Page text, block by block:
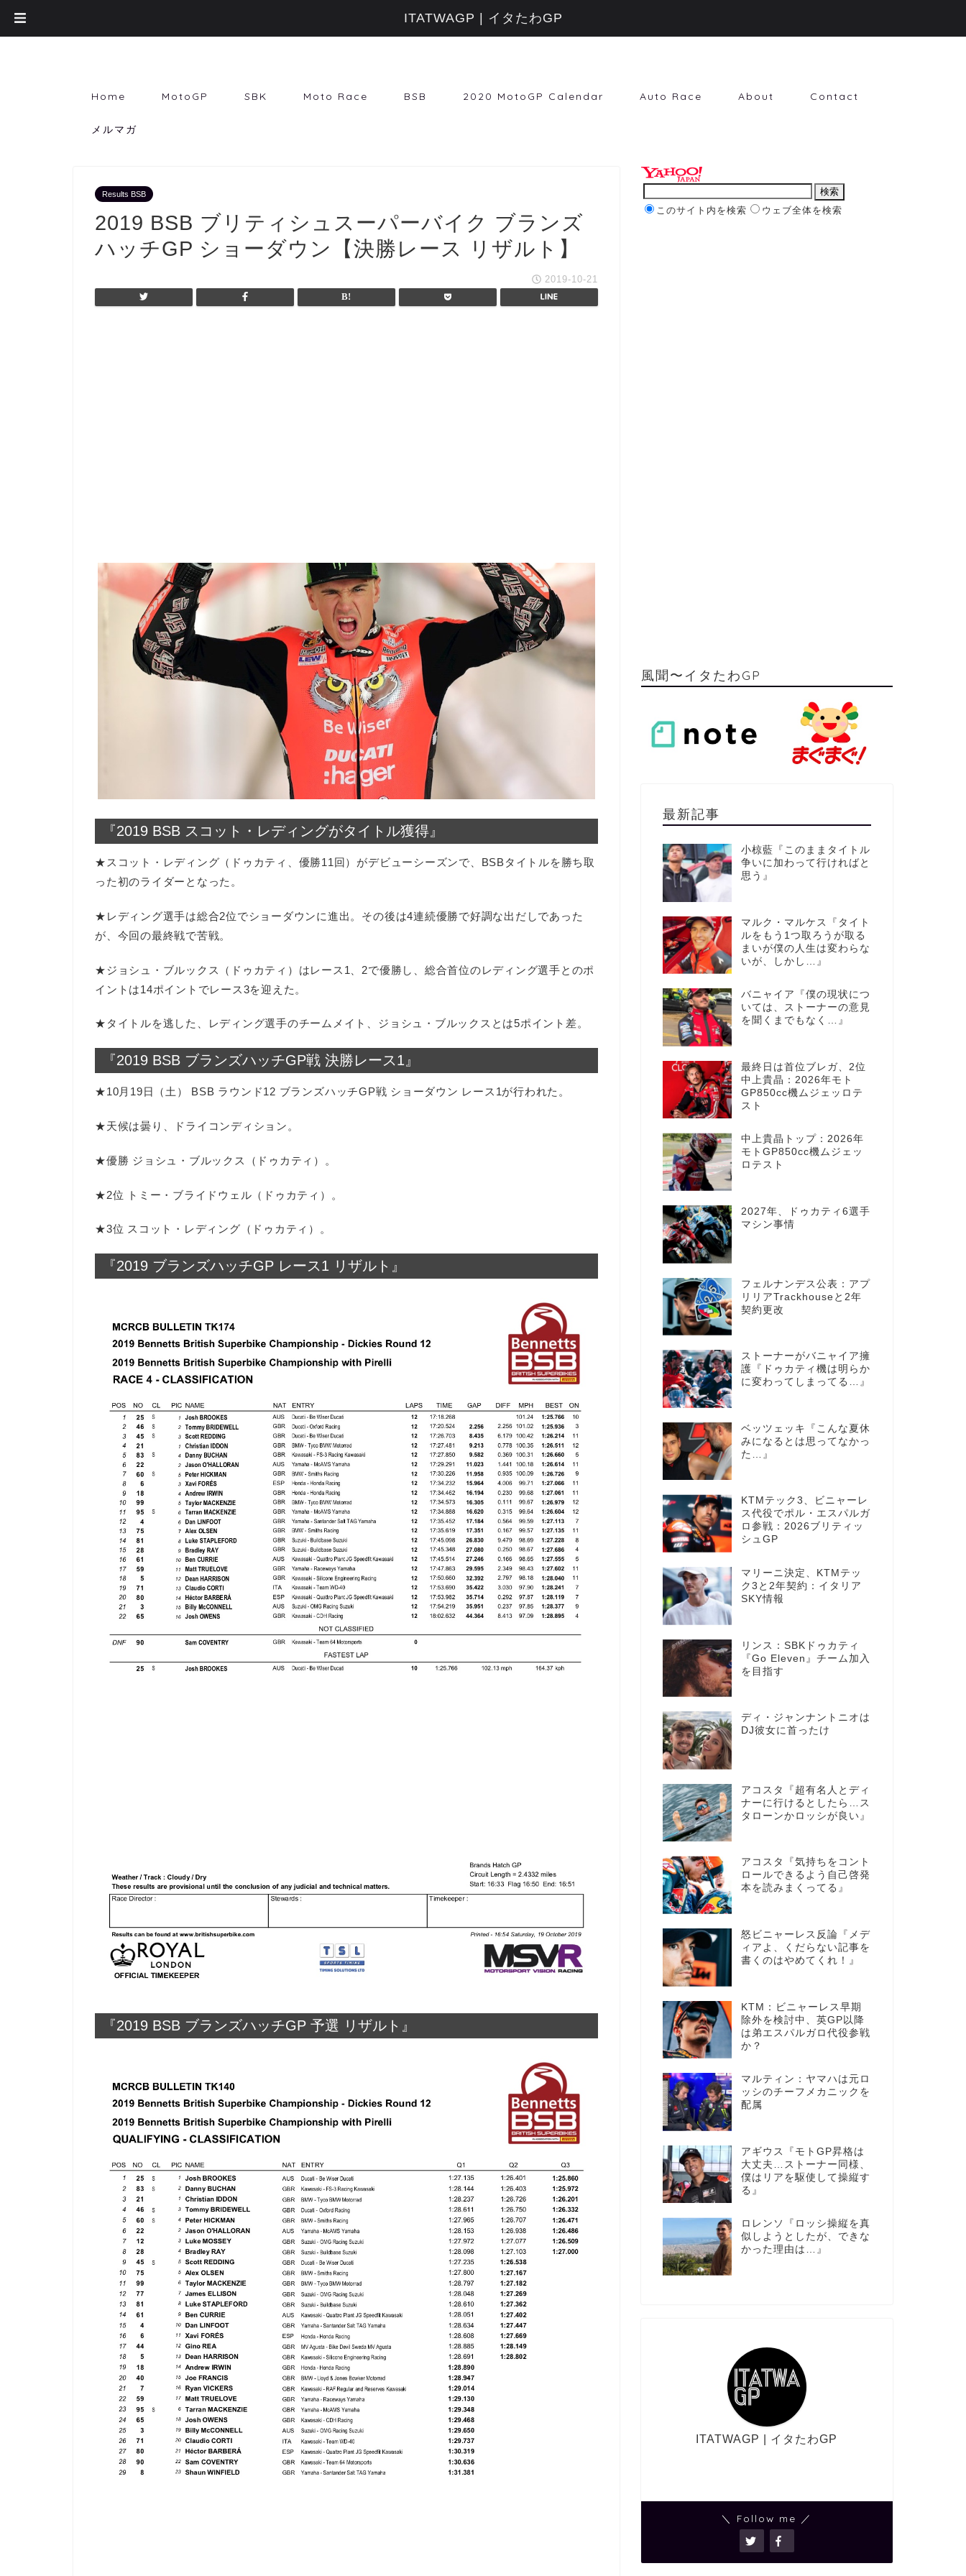
Home MotoGP SBK Moto Race BSB 2020 MotoGP Calendar Auto Race About Contact
メルマガ
Results BSB
2019 BSB ブリティシュスーパーバイク ブランズ
ハッチGP ショーダウン【決勝レース リザルト】
2019-10-21
『2019 BSB スコット・レディングがタイトル獲得』
★スコット・レディング（ドゥカティ、優勝11回）がデビューシーズンで、BSBタイトルを勝ち取
った初のライダーとなった。
★レディング選手は総合2位でショーダウンに進出。その後は4連続優勝で好調な出だしであった
が、今回の最終戦で苦戦。
★ジョシュ・ブルックス（ドゥカティ）はレース1、2で優勝し、総合首位のレディング選手とのポ
イントは14ポイントでレース3を迎えた。
★タイトルを逃した、レディング選手のチームメイト、ジョシュ・ブルックスとは5ポイント差。
『2019 BSB ブランズハッチGP戦 決勝レース1』
★10月19日（土） BSB ラウンド12 ブランズハッチGP戦 ショーダウン レース1が行われた。
★天候は曇り、ドライコンディション。
★優勝 ジョシュ・ブルックス（ドゥカティ）。
★2位 トミー・ブライドウェル（ドゥカティ）。
★3位 スコット・レディング（ドゥカティ）。
『2019 ブランズハッチGP レース1 リザルト』
『2019 BSB ブランズハッチGP 予選 リザルト』
このサイト内を検索 ウェブ全体を検索
風聞〜イタたわGP
最新記事
小椋藍『このままタイトル
争いに加わって行ければと
思う』
マルク・マルケス『タイト
ルをもう1つ取ろうが取る
まいが僕の人生は変わらな
いが、しかし…』
バニャイア『僕の現状につ
いては、ストーナーの意見
を聞くまでもなく…』
最終日は首位ブレガ、2位
中上貴晶：2026年モト
GP850cc機ムジェッロテ
スト
中上貴晶トップ：2026年
モトGP850cc機ムジェッ
ロテスト
2027年、ドゥカティ6選手
マシン事情
フェルナンデス公表：アプ
リリアTrackhouseと2年
契約更改
ストーナーがバニャイア擁
護『ドゥカティ機は明らか
に変わってしまってる…』
ベッツェッキ『こんな夏休
みになるとは思ってなかっ
た…』
KTMテック3、ビニャーレ
ス代役でポル・エスパルガ
ロ参戦：2026ブリティッ
シュGP
マリーニ決定、KTMテッ
ク3と2年契約：イタリア
SKY情報
リンス：SBKドゥカティ
『Go Eleven』チーム加入
を目指す
ディ・ジャンナントニオは
DJ彼女に首ったけ
アコスタ『超有名人とディ
ナーに行けるとしたら…ス
タローンかロッシが良い』
アコスタ『気持ちをコント
ロールできるよう自己啓発
本を読みまくってる』
怒ビニャーレス反論『メデ
ィアよ、くだらない記事を
書くのはやめてくれ！』
KTM：ビニャーレス早期
除外を検討中、英GP以降
は弟エスパルガロ代役参戦
か？
マルティン：ヤマハは元ロ
ッシのチーフメカニックを
配属
アギウス『モトGP昇格は
大丈夫…ストーナー同様、
僕はリアを駆使して操縦す
る』
ロレンソ『ロッシ操縦を真
似しようとしたが、できな
かった理由は…』
ITATWAGP | イタたわGP
＼ Follow me ／
ITATWAGP | イタたわGP